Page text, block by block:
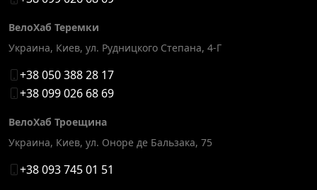
ВелоХаб Теремки
Украина, Киев, ул. Рудницкого Степана, 4-Г
+38 050 388 28 17
+38 099 026 68 69
ВелоХаб Троещина
Украина, Киев, ул. Оноре де Бальзака, 75
+38 093 745 01 51